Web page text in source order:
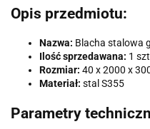
Opis przedmiotu:
Nazwa: Blacha stalowa
Ilość sprzedawana: 1
Rozmiar: 40 x 2000 x
Materiał: stal S355
Parametry